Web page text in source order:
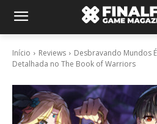
Início Reviews
Desbravando Mundos
Detalhada no The Book of Warriors